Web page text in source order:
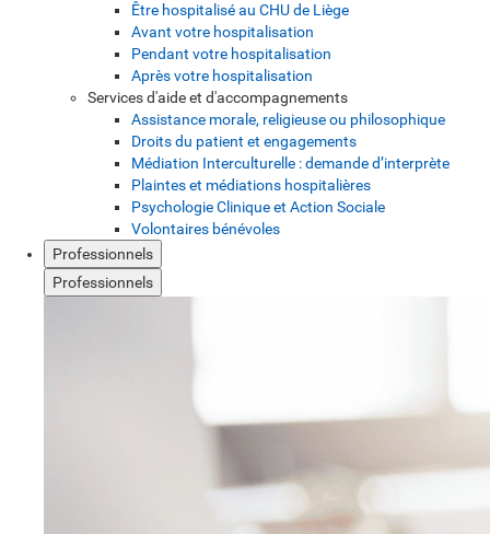
Être hospitalisé au CHU de Liège
Avant votre hospitalisation
Pendant votre hospitalisation
Après votre hospitalisation
Services d'aide et d'accompagnements
Assistance morale, religieuse ou philosophique
Droits du patient et engagements
Médiation Interculturelle : demande d’interprète
Plaintes et médiations hospitalières
Psychologie Clinique et Action Sociale
Volontaires bénévoles
Professionnels
Professionnels